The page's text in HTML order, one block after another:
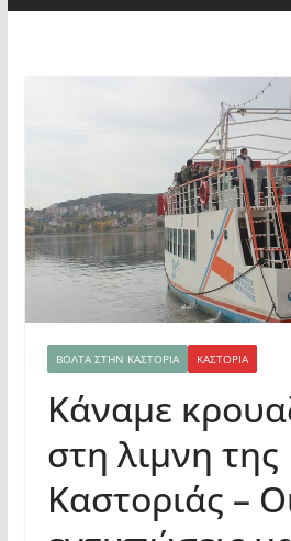
ΒΌΛΤΑ ΣΤΗΝ ΚΑΣΤΟΡΙΆ ΚΑΣΤΟΡΙΆ
Κάναμε
στη λιμνη της
Καστοριάς –